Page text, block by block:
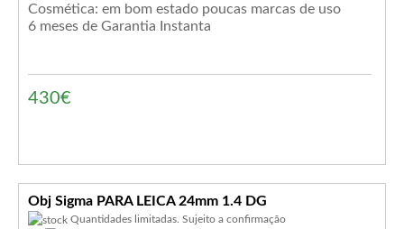
Cosmética: em bom estado poucas marcas de uso
6 meses de Garantia Instanta
430€
Obj Sigma PARA LEICA 24mm 1.4 DG
Quantidades limitadas. Sujeito a confirmação